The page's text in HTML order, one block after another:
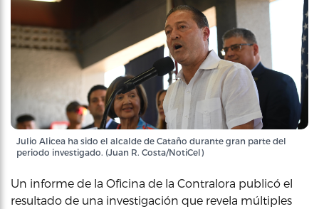
Julio Alicea ha sido el alcalde de Cataño durante gran parte del
periodo investigado. (Juan R. Costa/NotiCel)
Un informe de la Oficina de la Contralora publicó el
resultado de una investigación que revela múltiples